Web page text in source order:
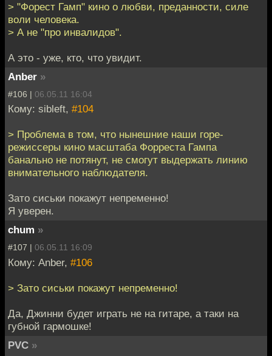
> "Форест Гамп" кино о любви, преданности, силе
воли человека.
> А не "про инвалидов".
А это - уже, кто, что увидит.
Anber »
#106 | 06.05.11 16:04
Кому: sibleft, #104
> Проблема в том, что нынешние наши горе-
режиссеры кино масштаба Форреста Гампа
банально не потянут, не смогут выдержать линию
внимательного наблюдателя.
Зато сиськи покажут непременно!
Я уверен.
chum »
#107 | 06.05.11 16:09
Кому: Anber, #106
> Зато сиськи покажут непременно!
Да, Джинни будет играть не на гитаре, а таки на
губной гармошке!
PVC »